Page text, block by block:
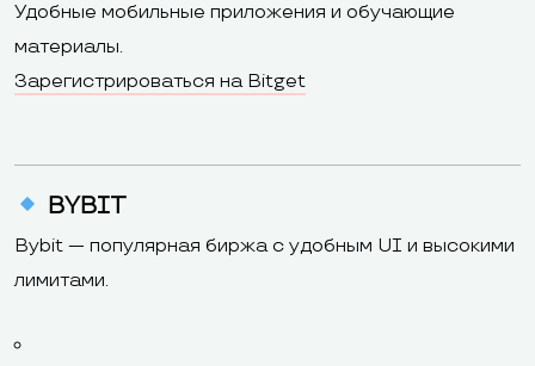
Удобные мобильные приложения и обучающие
материалы.
Зарегистрироваться на Bitget
BYBIT
Bybit — популярная биржа с удобным UI и высокими
лимитами.